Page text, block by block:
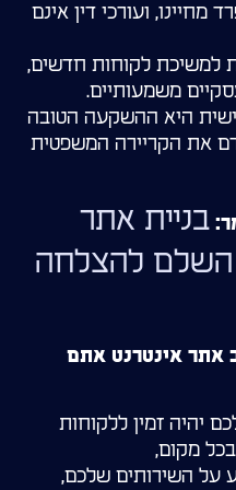
ועורכי דין אינם
למשיכת לקוחות חדשים,
משמעותיים.
היא ההשקעה הטובה
את הקריירה המשפטית
בניית אתר
השלם להצלחה
אתר אינטרנט אתם
יהיה זמין ללקוחות
מקום,
על השירותים שלכם,